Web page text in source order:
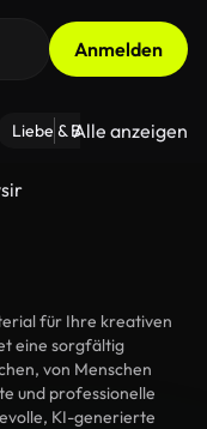
Anmelden
Liebe & Beziehungen
Alle anzeigen
für Ihre kreativen
eine sorgfältig
von Menschen
und professionelle
KI-generierte